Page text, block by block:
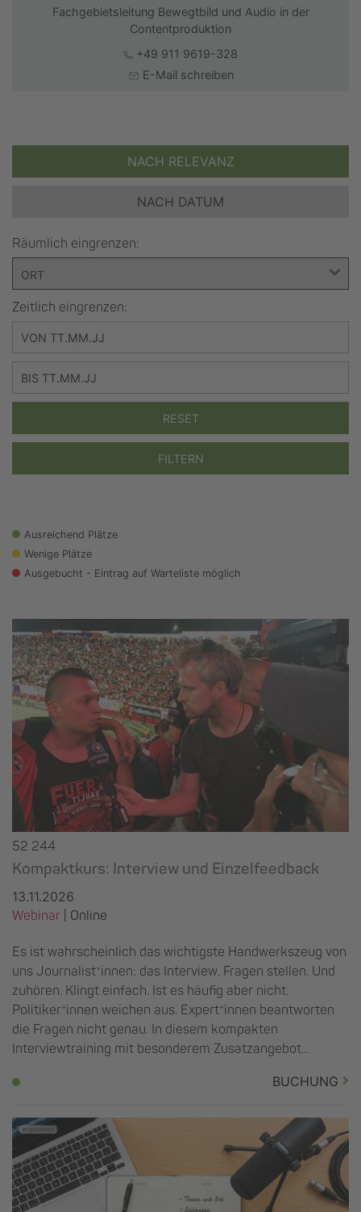
Fachgebietsleitung Bewegtbild und Audio in der
Contentproduktion
+49 911 9619-328
E-Mail schreiben
NACH RELEVANZ
NACH DATUM
Räumlich eingrenzen:
Zeitlich eingrenzen:
RESET
FILTERN
Ausreichend Plätze
Wenige Plätze
Ausgebucht - Eintrag auf Warteliste möglich
52 244
Kompaktkurs: Interview und Einzelfeedback
13.11.2026
Webinar | Online
Es ist wahrscheinlich das wichtigste Handwerkszeug von
uns Journalist*innen: das Interview. Fragen stellen. Und
zuhören. Klingt einfach. Ist es häufig aber nicht.
Politiker*innen weichen aus. Expert*innen beantworten
die Fragen nicht genau. In diesem kompakten
Interviewtraining mit besonderem Zusatzangebot...
BUCHUNG